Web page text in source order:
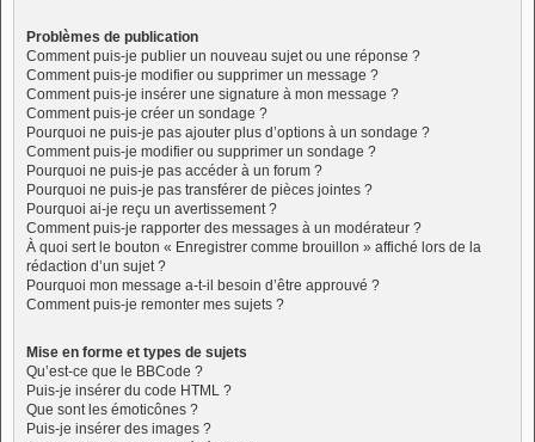
Problèmes de publication
Comment puis-je publier un nouveau sujet ou une réponse ?
Comment puis-je modifier ou supprimer un message ?
Comment puis-je insérer une signature à mon message ?
Comment puis-je créer un sondage ?
Pourquoi ne puis-je pas ajouter plus d’options à un sondage ?
Comment puis-je modifier ou supprimer un sondage ?
Pourquoi ne puis-je pas accéder à un forum ?
Pourquoi ne puis-je pas transférer de pièces jointes ?
Pourquoi ai-je reçu un avertissement ?
Comment puis-je rapporter des messages à un modérateur ?
À quoi sert le bouton « Enregistrer comme brouillon » affiché lors de la
rédaction d’un sujet ?
Pourquoi mon message a-t-il besoin d’être approuvé ?
Comment puis-je remonter mes sujets ?
Mise en forme et types de sujets
Qu’est-ce que le BBCode ?
Puis-je insérer du code HTML ?
Que sont les émoticônes ?
Puis-je insérer des images ?